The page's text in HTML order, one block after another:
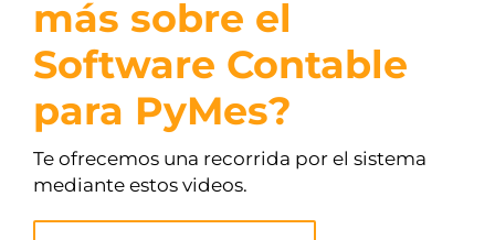
más sobre el
Software Contable
para PyMes?
Te ofrecemos una recorrida por el sistema
mediante estos videos.